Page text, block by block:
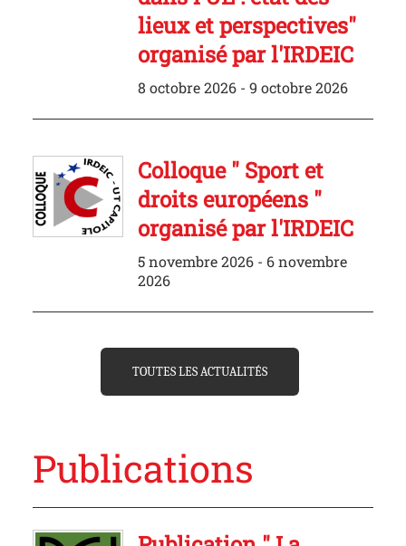
lieux et perspectives"
organisé par l'IRDEIC
8 octobre 2026 - 9 octobre 2026
Colloque " Sport et
droits européens "
organisé par l'IRDEIC
5 novembre 2026 - 6 novembre
2026
TOUTES LES ACTUALITÉS
Publications